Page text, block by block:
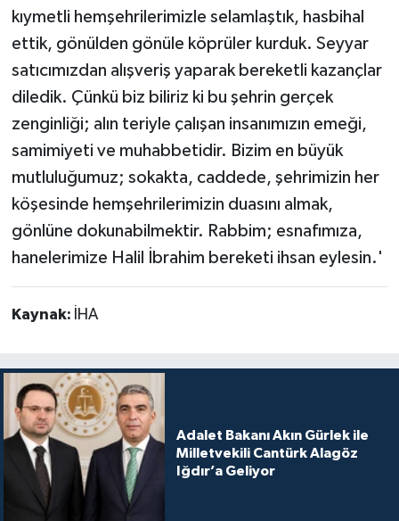
kıymetli hemşehrilerimizle selamlaştık, hasbihal
ettik, gönülden gönüle köprüler kurduk. Seyyar
satıcımızdan alışveriş yaparak bereketli kazançlar
diledik. Çünkü biz biliriz ki bu şehrin gerçek
zenginliği; alın teriyle çalışan insanımızın emeği,
samimiyeti ve muhabbetidir. Bizim en büyük
mutluluğumuz; sokakta, caddede, şehrimizin her
köşesinde hemşehrilerimizin duasını almak,
gönlüne dokunabilmektir. Rabbim; esnafımıza,
hanelerimize Halil İbrahim bereketi ihsan eylesin.'
Kaynak: İHA
Adalet Bakanı Akın Gürlek ile
Milletvekili Cantürk Alagöz
Iğdır’a Geliyor